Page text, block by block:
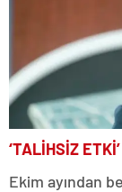
‘TALİHSİZ
Ekim ayından